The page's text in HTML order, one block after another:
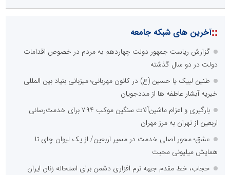
::آخرین های شبکه جامعه
گزارش ریاست جمهور دولت چهاردهم به مردم در خصوص اقدامات
دولت در دو سال گذشته
طنین لبیک یا حسین (ع) در کانون مهربانی؛ میزبانی بنیاد بین المللی
خیریه آبشار عاطفه ها از مددجویان
بارگیری و اعزام ماشین‌آلات سنگین موکب ۷۹۴ برای خدمت‌رسانی
اربعین از تهران به مرز مهران
عشق؛ محور اصلی خدمت در مسیر اربعین/ از یک لیوان چای تا
همایش میلیونی محبت
حجاب، خط مقدم جبهه نرم افزاری دشمن برای استحاله زنان ایران